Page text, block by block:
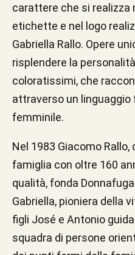
carattere che si realizza
etichette e nel logo
Gabriella Rallo. Opere
risplendere la
coloratissimi, che
attraverso un
femminile.
Nel 1983 Giacomo
famiglia con oltre 160
qualità, fonda
Gabriella, pioniera della
figli José e Antonio
squadra di persone